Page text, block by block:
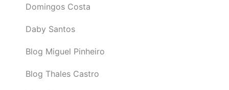
Domingos Costa
Daby Santos
Blog Miguel Pinheiro
Blog Thales Castro